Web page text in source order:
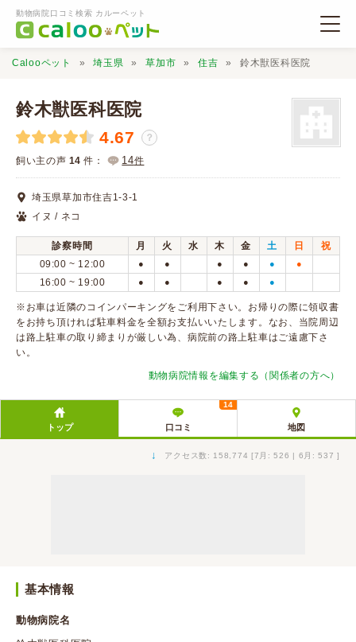
動物病院口コミ検索 カルーペット
動物病院検索
口コミ検索
Calooペットとは？
口コミ投稿
Calooペット 埼玉県 草加市 住吉 鈴木獣医科医院
鈴木獣医科医院
4.67 ？
飼い主の声 14 件： 14件
埼玉県草加市住吉1-3-1
イヌ / ネコ
診察時間 月 火 水 木 金 土 日
祝
09:00 ~ 12:00
● ● ● ● ● ●
16:00 ~ 19:00 ● ● ● ● ●
※お車は近隣のコインパーキングをご利用下さい。お帰りの際に領収書
をお持ち頂ければ駐車料金を全額お支払いいたします。なお、当院周辺
は路上駐車の取り締まりが厳しい為、病院前の路上駐車はご遠慮下さ
い。
動物病院情報を編集する（関係者の方へ）
トップ 口コミ
14
地図
↓ アクセス数: 158,774 [7月: 526 | 6月: 537 ]
基本情報
動物病院名